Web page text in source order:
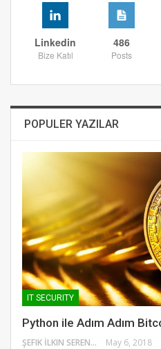
Linkedin
Bize Katıl
486
Posts
POPULER YAZILAR
IT SECURITY
Python ile Adım Adım
ŞEFIK İLKIN SERENGIL May 6, 2018